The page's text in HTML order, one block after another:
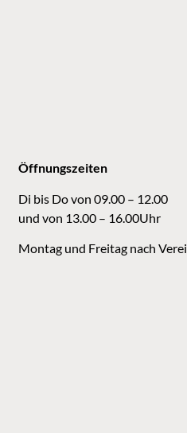
Öffnungszeiten
Di bis Do von 09.00 – 12.00
und von 13.00 – 16.00Uhr
Montag und Freitag nach